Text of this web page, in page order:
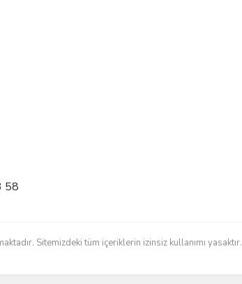
58
Sitemizdeki tüm içeriklerin izinsiz kullanımı yasaktır.